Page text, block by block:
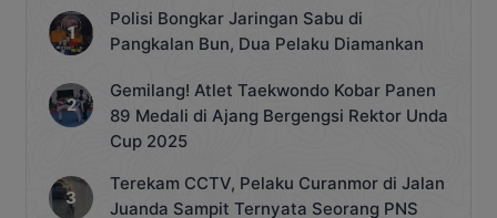
ditandatangani oleh Kepala Pusat Pasar
Kerja Kemnaker R. Nurhidajat bersama
Direktur SDM Huawei Indonesia Andhi
Jenderal Kemnaker Cris Kuntadi.
Sekretaris Jenderal Kemnaker, […]
Polisi Bongkar Jaringan Sabu di
Pangkalan Bun, Dua Pelaku Diamankan
Gemilang! Atlet Taekwondo Kobar Panen
89 Medali di Ajang Bergengsi Rektor Unda
Cup 2025
Terekam CCTV, Pelaku Curanmor di Jalan
Juanda Sampit Ternyata Seorang PNS